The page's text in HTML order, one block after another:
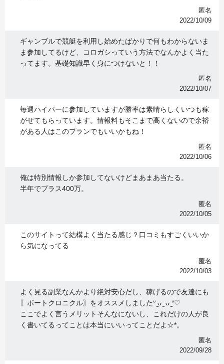
匿名
2022/10/09
ギャンブルで競艇を利用し始めたばかりで何もわからないま
ま参加してるけど、コロガシっていう方法でなんかよく当た
ってます。基礎知識早く身につけないと！！
匿名
2022/10/07
毎週ハイパーに参加していますが勝率は素晴らしくいつも稼
がせてもらっています。情報料もそこまで高くないので余裕
がある人はこのプランでもいいかもね！
匿名
2022/10/06
俺は特別情報しか参加してないけどまあまあ当たる。
半年でプラス400万。
匿名
2022/10/05
このサイトって結構よく当たる感じ？口コミもすごくいいか
ら気になってる
匿名
2022/10/03
よく見る副業なんかより絶対安心だし、稼げるので友達にも
〖ボートクロニクル〗をオススメしましたᐡ ̳ᴗ ̫ ᴗ ̳ᐡ♡
ここでよく言うメリットそんなにないし、これだけの人が良
く書いてるってことは本当にいいってことだよ☆*。
匿名
2022/09/28